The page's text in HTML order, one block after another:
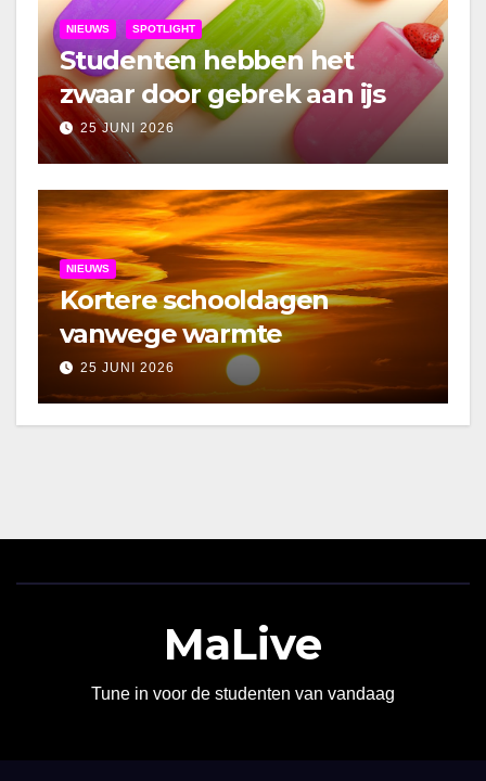
NIEUWS SPOTLIGHT
Studenten hebben het
zwaar door gebrek aan ijs
25 JUNI 2026
NIEUWS
Kortere schooldagen
vanwege warmte
25 JUNI 2026
MaLive
Tune in voor de studenten van vandaag